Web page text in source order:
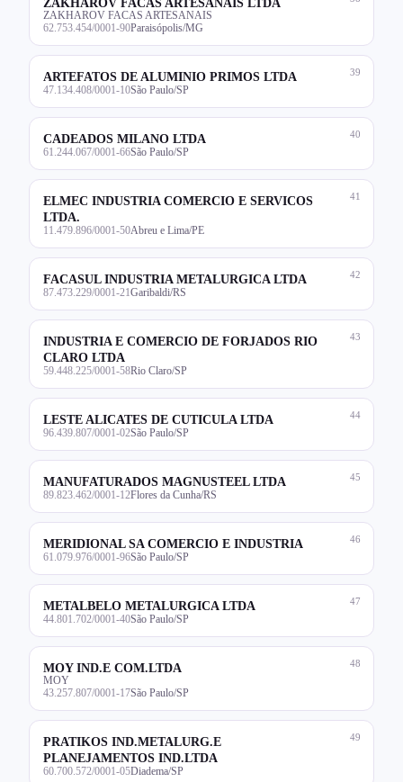
ZAKHAROV FACAS ARTESANAIS
62.753.454/0001-90Paraisópolis/MG
39
ARTEFATOS DE ALUMINIO PRIMOS LTDA
47.134.408/0001-10São Paulo/SP
40
CADEADOS MILANO LTDA
61.244.067/0001-66São Paulo/SP
41
ELMEC INDUSTRIA COMERCIO E SERVICOS
LTDA.
11.479.896/0001-50Abreu e Lima/PE
42
FACASUL INDUSTRIA METALURGICA LTDA
87.473.229/0001-21 Garibaldi/RS
43
INDUSTRIA E COMERCIO DE FORJADOS RIO
CLARO LTDA
59.448.225/0001-58Rio Claro/SP
44
LESTE ALICATES DE CUTICULA LTDA
96.439.807/0001-02São Paulo/SP
45
MANUFATURADOS MAGNUSTEEL LTDA
89.823.462/0001-12Flores da Cunha/RS
46
MERIDIONAL SA COMERCIO E INDUSTRIA
61.079.976/0001-96São Paulo/SP
47
METALBELO METALURGICA LTDA
44.801.702/0001-40São Paulo/SP
48
MOY IND.E COM.LTDA
MOY
43.257.807/0001-17São Paulo/SP
49
PRATIKOS IND.METALURG.E
PLANEJAMENTOS IND.LTDA
60.700.572/0001-05Diadema/SP